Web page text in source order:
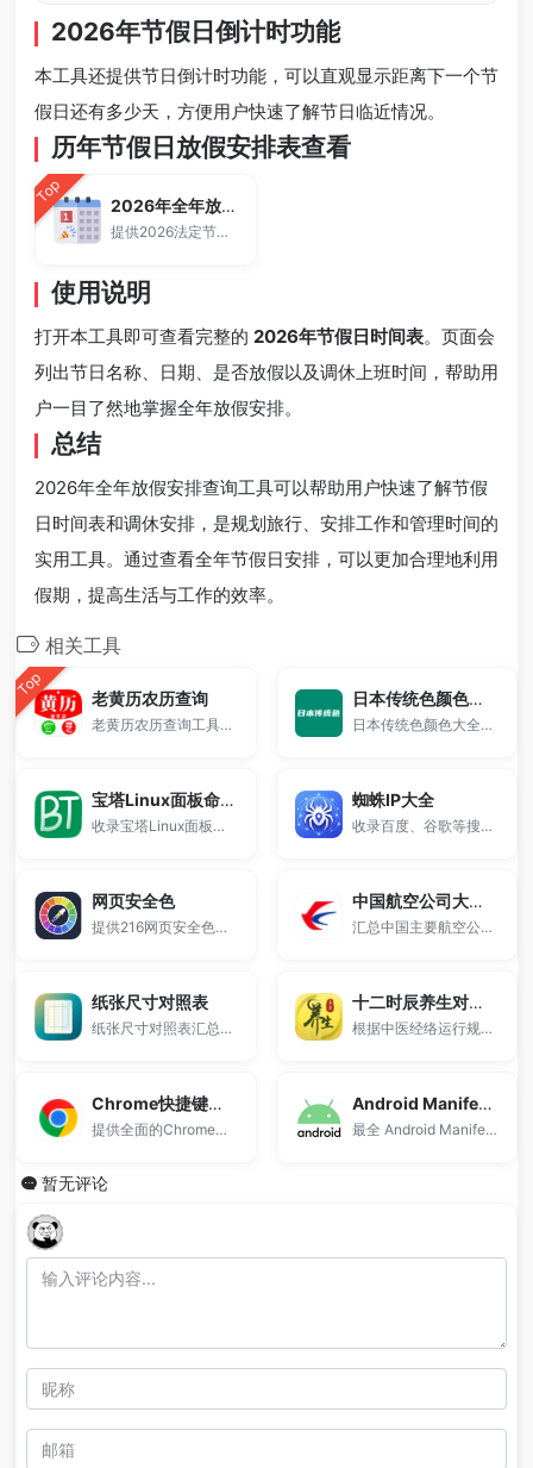
2026年节假日倒计时功能
本工具还提供节日倒计时功能，可以直观显示距离下一个节
假日还有多少天，方便用户快速了解节日临近情况。
历年节假日放假安排表查看
Top 2026年全年放假安排
提供2026法定节假日时间表。
使用说明
打开本工具即可查看完整的 2026年节假日时间表。页面会
列出节日名称、日期、是否放假以及调休上班时间，帮助用
户一目了然地掌握全年放假安排。
总结
2026年全年放假安排查询工具可以帮助用户快速了解节假
日时间表和调休安排，是规划旅行、安排工作和管理时间的
实用工具。通过查看全年节假日安排，可以更加合理地利用
假期，提高生活与工作的效率。
相关工具
Top 老黄历农历查询
老黄历农历查询工具，支持公历与农历互转、今日宜忌、节气、生肖及节日查询，提供完整万年历信息，适合日常查询、择日参考及传统文化了解，免费在线使用。
日本传统色颜色大全
日本传统色颜色大全收录丰富的日式经典配色，提供RGB、HEX颜色值查询，支持色卡浏览与设计配色参考，适用于UI设计、网页开发与视觉创作。
宝塔Linux面板命令大全
收录宝塔Linux面板常用命令，包括一键安装脚本、卸载命令、命令行工具箱调用方式等，支持CentOS、Ubuntu、Debian等系统。
蜘蛛IP大全
收录百度、谷歌等搜索引擎蜘蛛IP地址及UA信息。
网页安全色
提供216网页安全色配色表，支持HEX颜色代码与RGB颜色值查询。
中国航空公司大全一览表
汇总中国主要航空公司信息
纸张尺寸对照表
纸张尺寸对照表汇总了A系列、B系列、C系列等国际标准纸张规格。
十二时辰养生对照表
根据中医经络运行规律整理人体在不同时间段的器官活跃状态，提供经络时间表、作息建议与养生参考。
Chrome快捷键大全
提供全面的Chrome浏览器快捷键大全。
Android Manifest 权限描述大全
最全 Android Manifest 权限名中文对照表，涵盖权限功能、用途与风险解读，适合开发者快速查阅安卓权限含义及使用建议，支持搜索与批量查询。
暂无评论